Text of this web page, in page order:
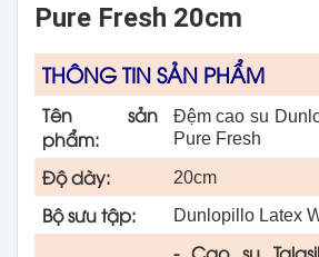
Pure Fresh 20cm
THÔNG TIN SẢN PHẨM
Tên sản
phẩm:
Đệm cao su
Pure Fresh
Độ dày: 20cm
Bộ sưu tập: Dunlopillo Latex